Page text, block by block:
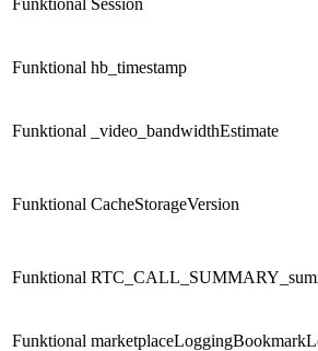
Funktional Session
Funktional hb_timestamp
Funktional _video_bandwidthEstimate
Funktional CacheStorageVersion
Funktional
Funktional